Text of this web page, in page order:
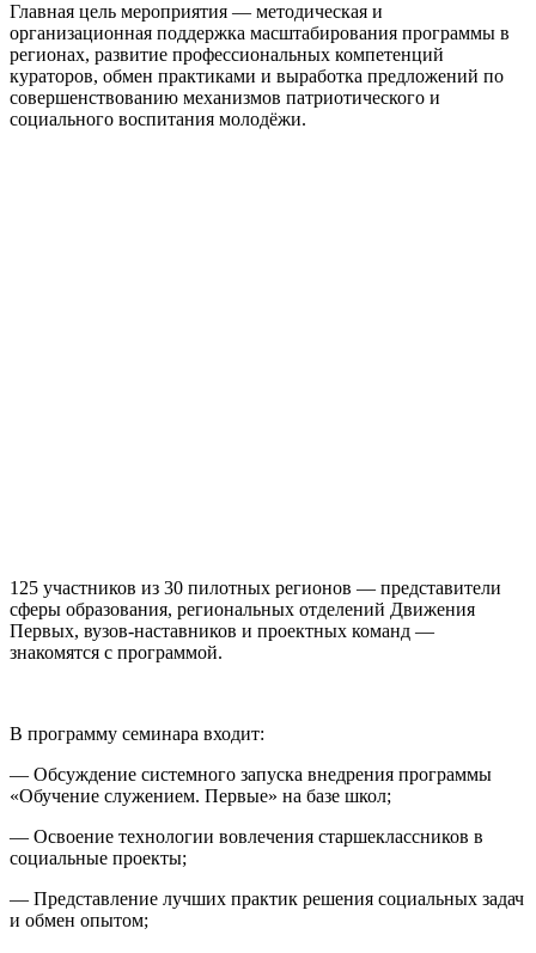
Главная цель мероприятия — методическая и
организационная поддержка масштабирования программы в
регионах, развитие профессиональных компетенций
кураторов, обмен практиками и выработка предложений по
совершенствованию механизмов патриотического и
социального воспитания молодёжи.
125 участников из 30 пилотных регионов — представители
сферы образования, региональных отделений Движения
Первых, вузов-наставников и проектных команд —
знакомятся с программой.
В программу семинара входит:
— Обсуждение системного запуска внедрения программы
«Обучение служением. Первые» на базе школ;
— Освоение технологии вовлечения старшеклассников в
социальные проекты;
— Представление лучших практик решения социальных задач
и обмен опытом;